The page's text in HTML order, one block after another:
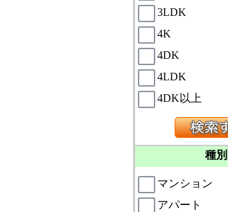
3LDK
4K
4DK
4LDK
4DK以上
種別
マンション
アパート